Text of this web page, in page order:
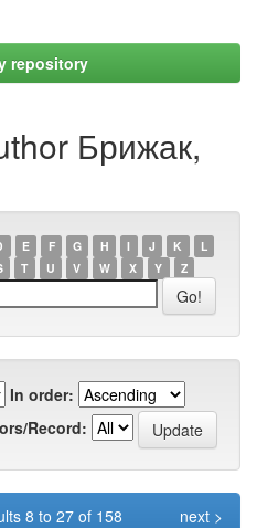
repository
Брижак,
E F G H I J K
L
T U V W X Y Z
In order:
Record:
8 to 27 of 158
next >